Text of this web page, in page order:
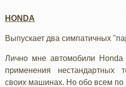
HONDA
Выпускает два симпатичных
Лично мне автомобили Honda
применения нестандартных
своих машинах. Но обо всем по